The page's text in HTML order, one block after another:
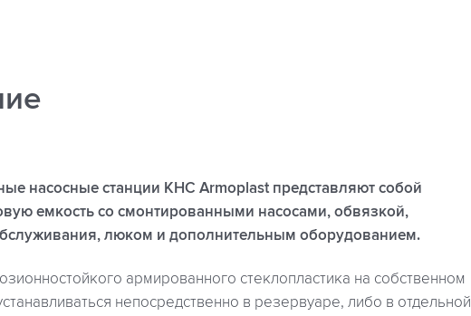
насосные станции КНС Armoplast представляют собой
емкость со смонтированными насосами, обвязкой,
люком и дополнительным оборудованием.
армированного стеклопластика на собственном
непосредственно в резервуаре, либо в отдельной